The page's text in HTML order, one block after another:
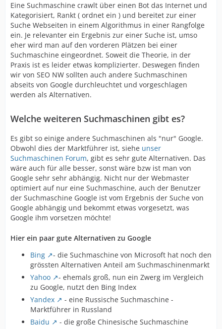
Eine Suchmaschine crawlt über einen Bot das Internet und
Kategorisiert, Rankt ( ordnet ein ) und bereitet zur einer
Suche Webseiten in einem Algorithmus in einer Rangfolge
ein. Je relevanter ein Ergebnis zur einer Suche ist, umso
eher wird man auf den vorderen Plätzen bei einer
Suchmaschine eingeordnet. Soweit die Theorie, in der
Praxis ist es leider etwas komplizierter. Deswegen finden
wir von SEO NW sollten auch andere Suchmaschinen
abseits von Google durchleuchtet und vorgeschlagen
werden als Alternativen.
Welche weiteren Suchmaschinen gibt es?
Es gibt so einige andere Suchmaschinen als "nur" Google.
Obwohl dies der Marktführer ist, siehe unser
Suchmaschinen Forum, gibt es sehr gute Alternativen. Das
wäre auch für alle besser, sonst wäre bzw ist man von
Google sehr sehr abhängig. Nicht nur der Webmaster
optimiert auf nur eine Suchmaschine, auch der Benutzer
der Suchmaschine Google ist vom Ergebnis der Suche von
Google abhängig und bekommt etwas vorgesetzt, was
Google ihm vorsetzen möchte!
Hier ein paar gute Alternativen zu Google
Bing
- die Suchmaschine von Microsoft hat noch den
grössten Alternativen Anteil am Suchmaschinenmarkt
Yahoo
- ehemals groß, nun ein Zwerg im Vergleich
zu Google, nutzt den Bing Index
Yandex
- eine Russische Suchmaschine -
Marktführer in Russland
Baidu
- die große Chinesische Suchmaschine